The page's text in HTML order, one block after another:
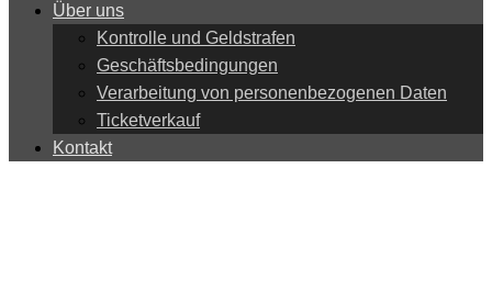
Über uns
Kontrolle und Geldstrafen
Geschäftsbedingungen
Verarbeitung von personenbezogenen Daten
Ticketverkauf
Kontakt